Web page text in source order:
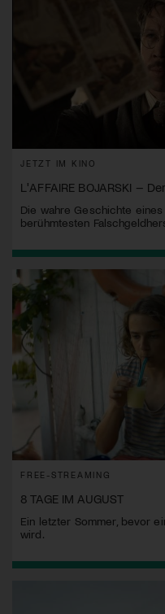
JETZT IM KINO
L'AFFAIRE BOJARSKI –
Die wahre Geschichte
berühmtesten
FREE-STREAMING
8 TAGE IM AUGUST
Ein letzter Sommer, bevor
wird.